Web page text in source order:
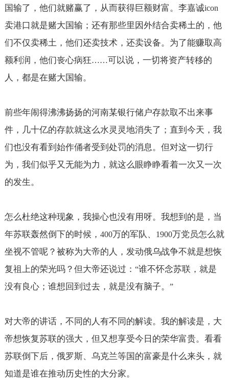
国输了，他们就赌赢了，从而获得巨额财富。李嘉诚icon
卖港口就是赌大国输；还有那些里因外结合卖稀土的，他
们不仅卖稀土，他们还卖技术，还卖设备。为了能赚取高
额利润，他们丧心病狂……可以说，一切将资产转移的
人，都是在赌大国输。
前些年闹得沸沸扬扬的河南某银行储户存款取不出来事
件，几十亿的存款就这么水灵灵地消失了；直到今天，我
们也没有看到始作俑者受到处罚的消息。但对这一切行
为，我们似乎又无能为力，就这么眼睁睁看着一次又一次
的发生。
怎么杜绝这种现象，我操心也没有用呀。我想到的是，当
年苏联轰然倒下的时候， 400万的军队、 1900万党员怎么就
坐视不管呢？被称为大帝的人，发动俄乌战争不就是想恢
复祖上的荣光吗？但大帝还说过： “谁不怀念苏联，就是
没有良心；谁想回到过去，就是没有脑子。 ”
对大帝的讲话，不同的人有不同的解读。我的解读是，大
帝想恢复苏联的强大，但又想享受今日的荣华富贵。看看
苏联倒下后，俄罗斯、乌克兰等国的富豪是什么来头，就
知道是谁在推动历史性的大分家。